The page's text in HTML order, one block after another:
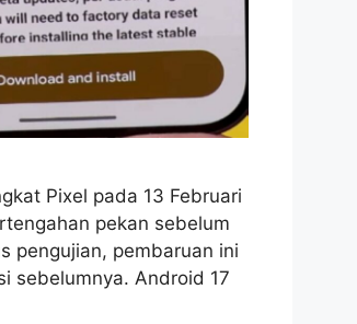
Pixel pada 13 Februari
pekan sebelum
pengujian, pembaruan ini
sebelumnya. Android 17